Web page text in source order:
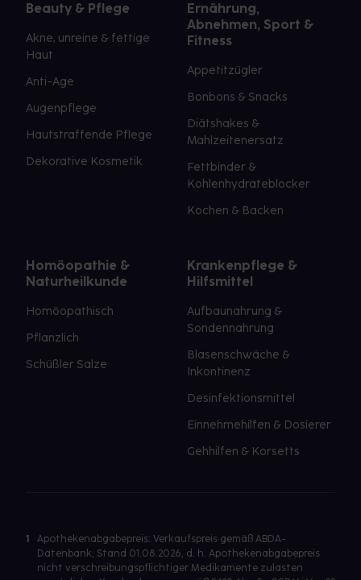
Beauty & Pflege
Akne, unreine & fettige
Haut
Anti-Age
Augenpflege
Hautstraffende Pflege
Dekorative Kosmetik
Ernährung,
Abnehmen, Sport &
Fitness
Appetitzügler
Bonbons & Snacks
Diätshakes &
Mahlzeitenersatz
Fettbinder &
Kohlenhydrateblocker
Kochen & Backen
Homöopathie &
Naturheilkunde
Homöopathisch
Pflanzlich
Schüßler Salze
Krankenpflege &
Hilfsmittel
Aufbaunahrung &
Sondennahrung
Blasenschwäche &
Inkontinenz
Desinfektionsmittel
Einnehmehilfen & Dosierer
Gehhilfen & Korsetts
1
Apothekenabgabepreis: Verkaufspreis gemäß ABDA-
Datenbank, Stand 01.08.2026, d. h. Apothekenabgabepreis
nicht verschreibungspflichtiger Medikamente zulasten